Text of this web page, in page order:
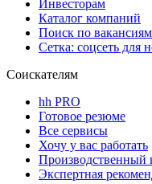
Инвесторам
Каталог компаний
Поиск по
Сетка: соцсеть для
Соискателям
hh PRO
Готовое резюме
Все сервисы
Хочу у вас работать
Производственный
Экспертная